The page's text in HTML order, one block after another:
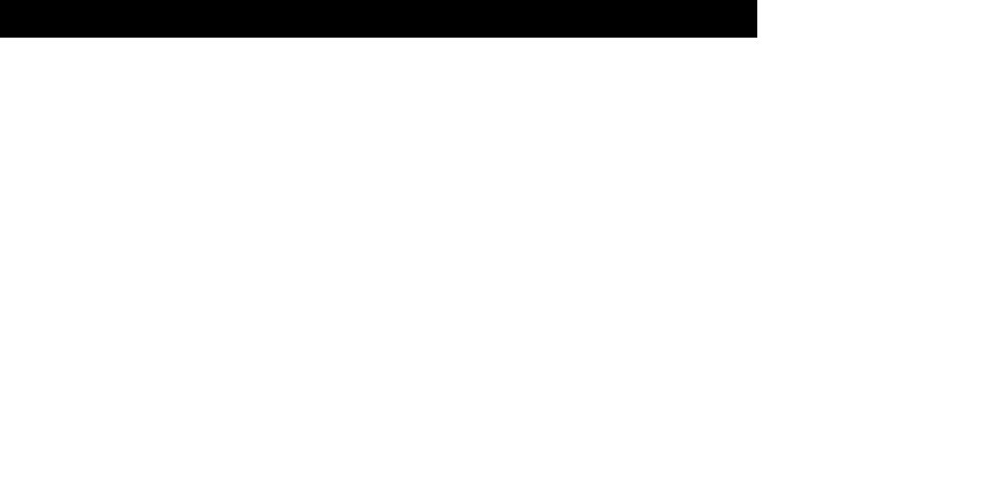
____ MESSIAS
CRIPTOS e El Niño traz destruição